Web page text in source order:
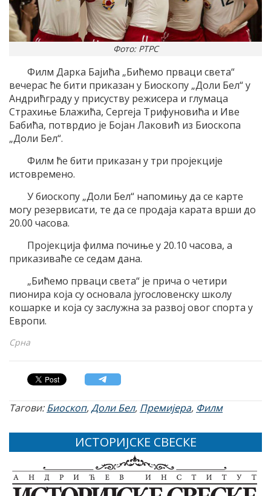
Фото: РТРС
Филм Дарка Бајића „Бићемо прваци света“
вечерас ће бити приказан у Биоскопу „Доли Бел“ у
Андрићграду у присуству режисера и глумаца
Страхиње Блажића, Сергеја Трифуновића и Иве
Бабића, потврдио је Бојан Лаковић из Биоскопа
„Доли Бел“.
Филм ће бити приказан у три пројекције
истовремено.
У биоскопу „Доли Бел“ напомињу да се карте
могу резервисати, те да се продаја карата врши до
20.00 часова.
Пројекција филма почиње у 20.10 часова, а
приказиваће се седам дана.
„Бићемо прваци света“ је прича о четири
пионира која су основала југословенску школу
кошарке и која су заслужна за развој овог спорта у
Европи.
Срна
Тагови:Биоскоп,Доли Бел, Премијера, Филм
ИСТОРИЈСКЕ СВЕСКЕ